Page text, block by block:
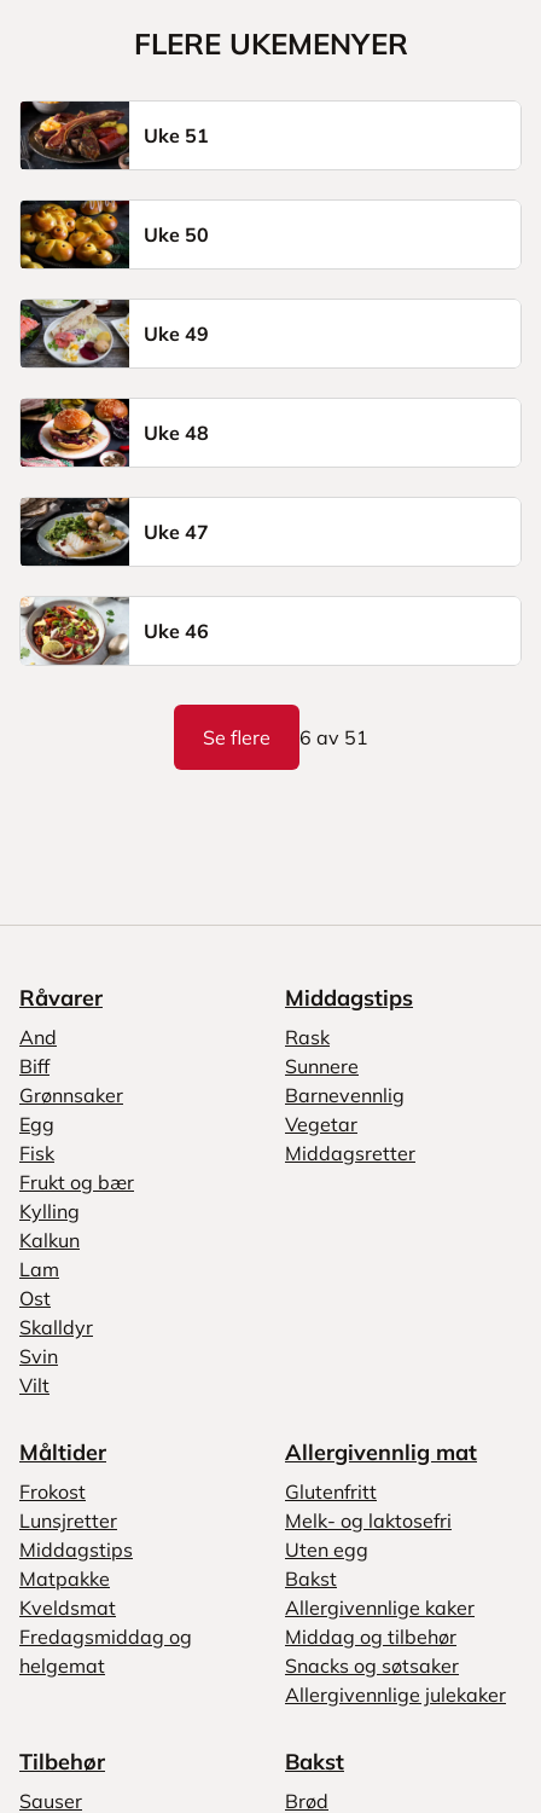
FLERE UKEMENYER
Uke 51
Uke 50
Uke 49
Uke 48
Uke 47
Uke 46
Se flere 6 av 51
Råvarer
And
Biff
Grønnsaker
Egg
Fisk
Frukt og bær
Kylling
Kalkun
Lam
Ost
Skalldyr
Svin
Vilt
Middagstips
Rask
Sunnere
Barnevennlig
Vegetar
Middagsretter
Måltider
Frokost
Lunsjretter
Middagstips
Matpakke
Kveldsmat
Fredagsmiddag og
helgemat
Allergivennlig mat
Glutenfritt
Melk- og laktosefri
Uten egg
Bakst
Allergivennlige kaker
Middag og tilbehør
Snacks og søtsaker
Allergivennlige julekaker
Tilbehør
Sauser
Bakst
Brød